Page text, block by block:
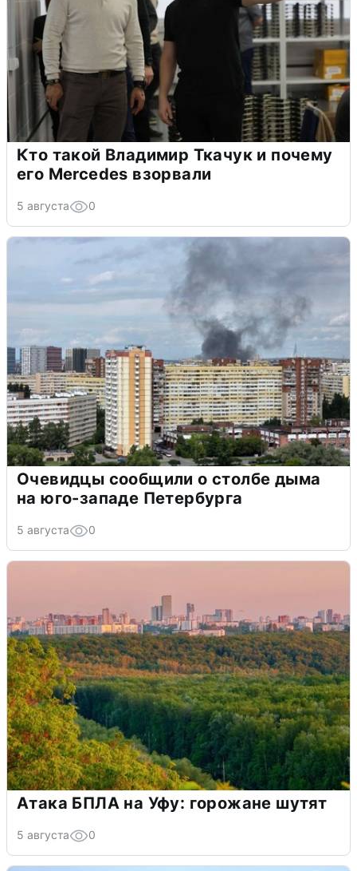
Кто такой Владимир Ткачук и почему
его Mercedes взорвали
5 августа 0
Очевидцы сообщили о столбе дыма
на юго-западе Петербурга
5 августа 0
Атака БПЛА на Уфу: горожане шутят
5 августа 0